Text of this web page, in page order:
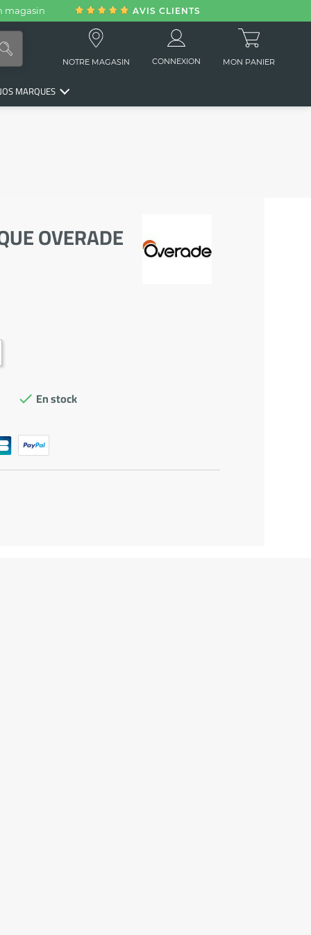
magasin AVIS CLIENTS
NOTRE MAGASIN CONNEXION MON PANIER
MARQUES
OVERADE
 En stock